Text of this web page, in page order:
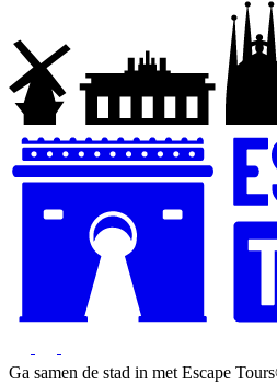
Ga samen de stad in met Escape